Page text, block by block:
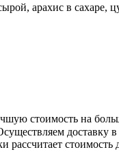
арахис в сахаре,
стоимость на
доставку
рассчитает